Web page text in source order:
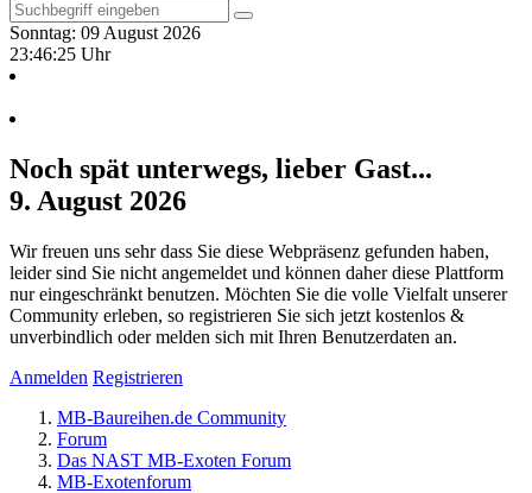
Sonntag: 09 August 2026
23:46:26 Uhr
Noch spät unterwegs, lieber Gast...
9. August 2026
Wir freuen uns sehr dass Sie diese Webpräsenz gefunden haben,
leider sind Sie nicht angemeldet und können daher diese Plattform
nur eingeschränkt benutzen. Möchten Sie die volle Vielfalt unserer
Community erleben, so registrieren Sie sich jetzt kostenlos &
unverbindlich oder melden sich mit Ihren Benutzerdaten an.
Anmelden Registrieren
MB-Baureihen.de Community
Forum
Das NAST MB-Exoten Forum
MB-Exotenforum